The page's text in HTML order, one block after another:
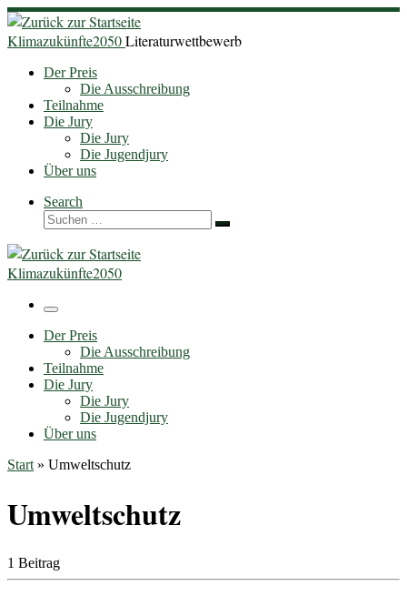
Zum
Inhalt
springen
Klimazukünfte2050Literaturwettbewerb
Der Preis
Die Ausschreibung
Teilnahme
Die Jury
Die Jury
Die Jugendjury
Über uns
Search
Suche
Suchen …
Klimazukünfte2050
Menü
Der Preis
Die Ausschreibung
Teilnahme
Die Jury
Die Jury
Die Jugendjury
Über uns
Start » Umweltschutz
Umweltschutz
1 Beitrag